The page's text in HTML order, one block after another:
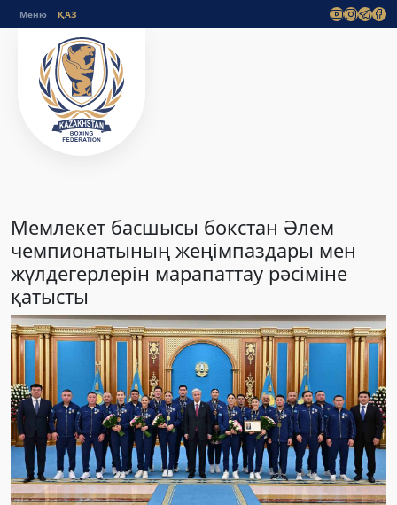
Меню
Мемлекет басшысы бокстан Әлем
чемпионатының жеңімпаздары мен
жүлдегерлерін марапаттау рәсіміне
қатысты